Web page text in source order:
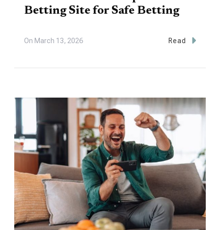
Betting Site for Safe Betting
On March 13, 2026 Read